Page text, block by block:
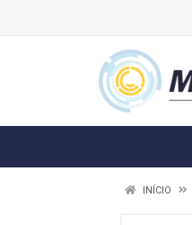
INÍCIO